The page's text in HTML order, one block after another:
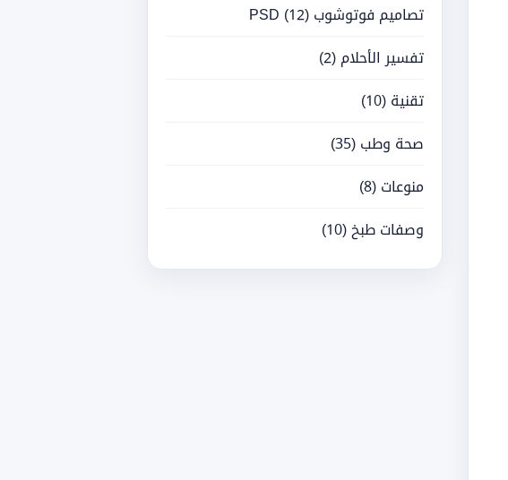
تصاميم فوتوشوب PSD(12)
تفسير الأحلام(2)
تقنية(10)
صحة وطب(35)
منوعات(8)
وصفات طبخ(10)